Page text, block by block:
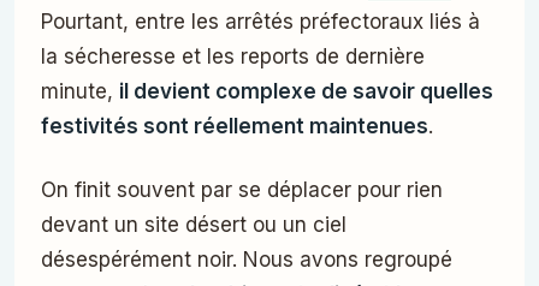
Pourtant, entre les arrêtés préfectoraux liés à
la sécheresse et les reports de dernière
minute, il devient complexe de savoir quelles
festivités sont réellement maintenues.
On finit souvent par se déplacer pour rien
devant un site désert ou un ciel
désespérément noir. Nous avons regroupé